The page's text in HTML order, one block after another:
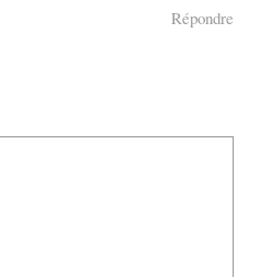
Répondre